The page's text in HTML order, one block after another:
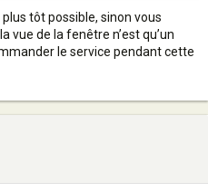
tôt possible, sinon vous
vue de la fenêtre n’est qu’un
le service pendant cette